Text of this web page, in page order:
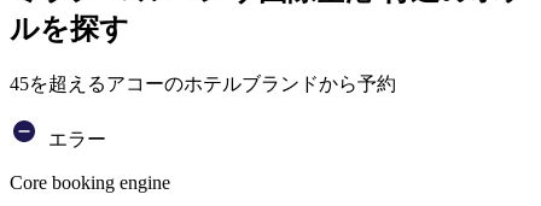
ルを探す
45を超えるアコーのホテルブランドから予約
エラー
Core booking engine